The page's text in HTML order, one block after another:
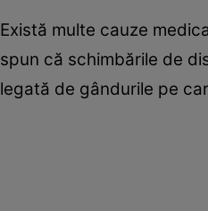
Există multe cauze
spun că schimbările de
legată de gândurile pe